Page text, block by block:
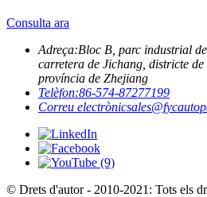
Consulta ara
Adreça:Bloc B, parc industrial
carretera de Jichang, districte
província de Zhejiang
Telèfon:86-574-87277199
Correu electrònic
© Drets d'autor - 2010-2021: Tots els